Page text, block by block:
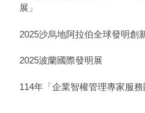
展」
2025沙烏地阿拉伯全球發明創
2025波蘭國際發明展
114年「企業智權管理專家服